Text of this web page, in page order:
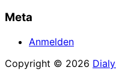
Meta
Anmelden
Copyright © 2026